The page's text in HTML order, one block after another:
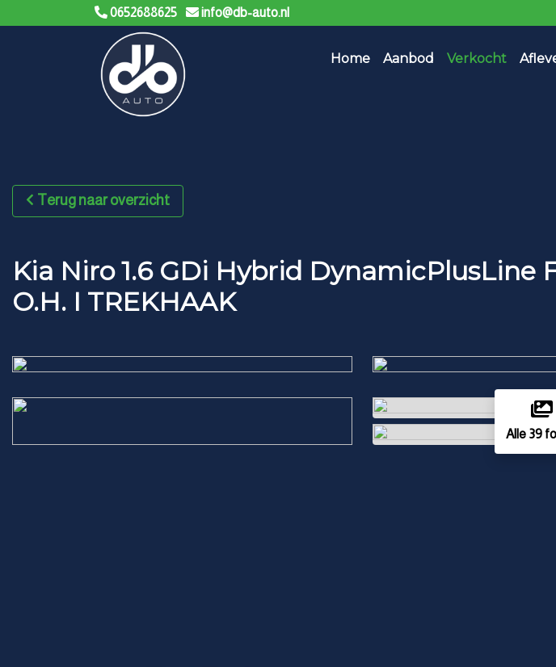
0652688625 info@db-auto.nl
Home Aanbod Verkocht
Terug naar overzicht
Kia Niro 1.6 GDi Hybrid DynamicPlusLine
O.H. I TREKHAAK
Alle 39